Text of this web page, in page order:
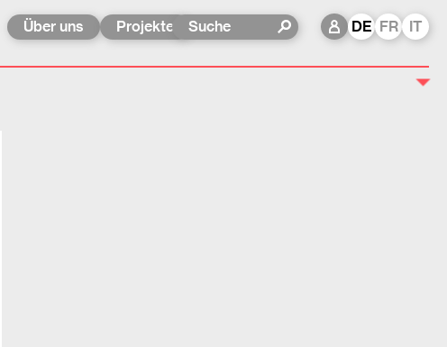
Über uns Projekte DE FR IT